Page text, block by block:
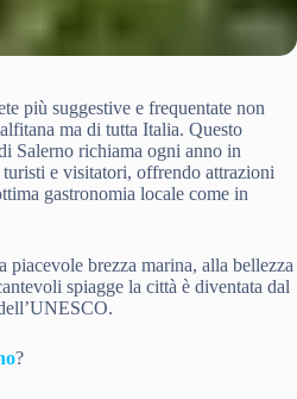
più suggestive e frequentate non
ma di tutta Italia. Questo
Salerno richiama ogni anno in
e visitatori, offrendo attrazioni
gastronomia locale come in
piacevole brezza marina, alla bellezza
spiagge la città è diventata dal
?